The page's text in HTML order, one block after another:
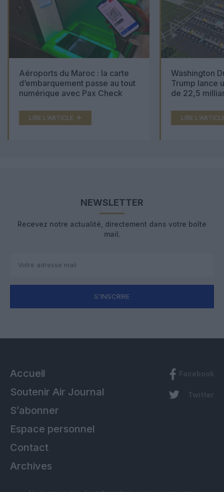
Aéroports du Maroc : la carte
d’embarquement passe au tout
numérique avec Pax Check
LIRE L'ARTICLE
Washington
Trump lance
de 22,5
LIRE
NEWSLETTER
Recevez notre actualité, directement dans votre boîte
mail.
S'INSCRIRE
Accueil
Soutenir Air Journal
S’abonner
Espace personnel
Contact
Archives